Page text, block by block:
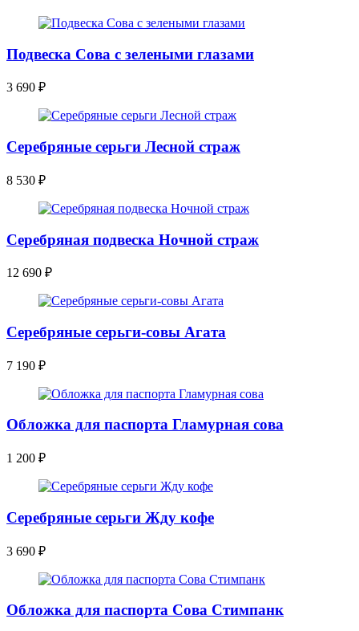
Подвеска Сова с зелеными глазами
3 690 ₽
Серебряные серьги Лесной страж
8 530 ₽
Серебряная подвеска Ночной страж
12 690 ₽
Серебряные серьги-совы Агата
7 190 ₽
Обложка для паспорта Гламурная сова
1 200 ₽
Серебряные серьги Жду кофе
3 690 ₽
Обложка для паспорта Сова Стимпанк